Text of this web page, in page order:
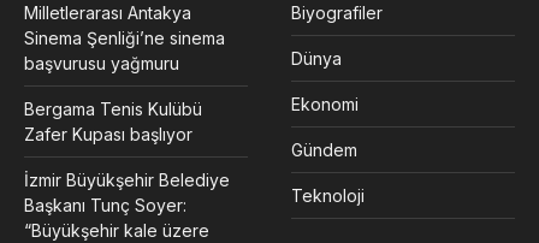
Milletlerarası Antakya
Sinema Şenliği’ne sinema
başvurusu yağmuru
Bergama Tenis Kulübü
Zafer Kupası başlıyor
İzmir Büyükşehir Belediye
Başkanı Tunç Soyer:
“Büyükşehir kale üzere
Biyografiler
Dünya
Ekonomi
Gündem
Teknoloji